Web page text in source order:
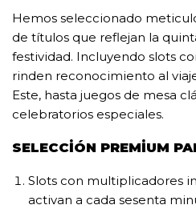
Hemos seleccionado
de títulos que reflejan la
festividad. Incluyendo slots
rinden reconocimiento al
Este, hasta juegos de mesa
celebratorios especiales.
SELECCIÓN PREMIUM
Slots con multiplicadores
activan a cada sesenta